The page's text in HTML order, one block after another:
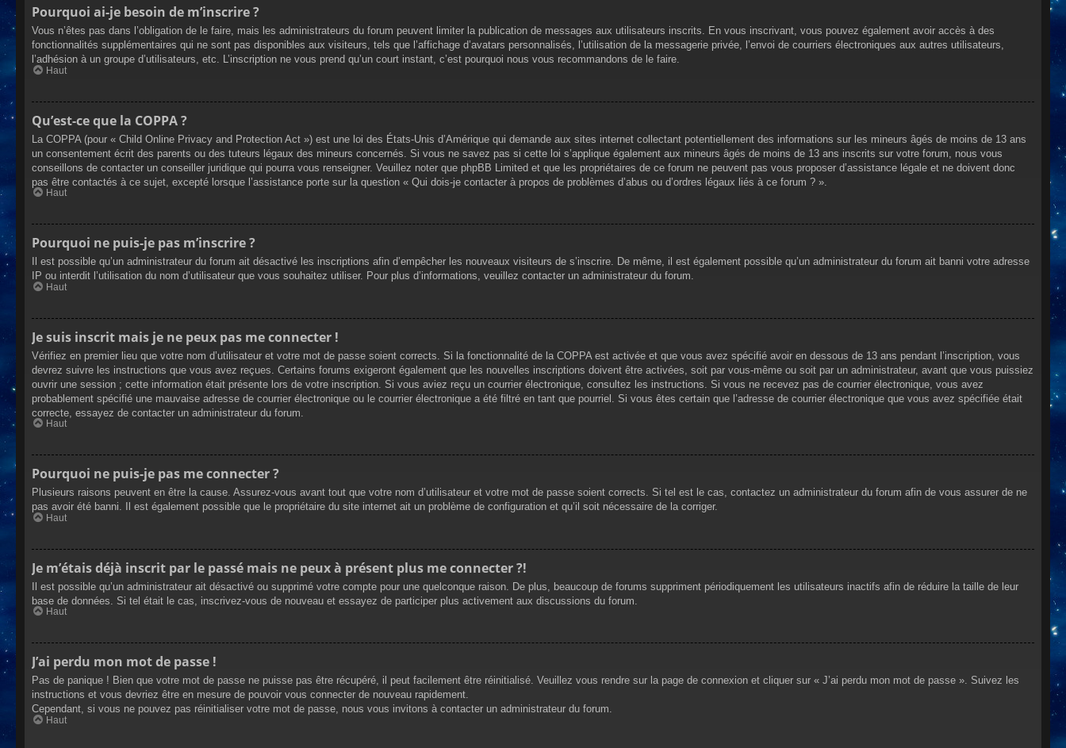
Pourquoi ai-je besoin de m’inscrire ?
Vous n’êtes pas dans l’obligation de le faire, mais les administrateurs du forum peuvent limiter la publication de messages aux utilisateurs inscrits. En vous inscrivant, vous pouvez également avoir accès à des
fonctionnalités supplémentaires qui ne sont pas disponibles aux visiteurs, tels que l’affichage d’avatars personnalisés, l’utilisation de la messagerie privée, l’envoi de courriers électroniques aux autres utilisateurs,
l’adhésion à un groupe d’utilisateurs, etc. L’inscription ne vous prend qu’un court instant, c’est pourquoi nous vous recommandons de le faire.
Haut
Qu’est-ce que la COPPA ?
La COPPA (pour « Child Online Privacy and Protection Act ») est une loi des États-Unis d’Amérique qui demande aux sites internet collectant potentiellement des informations sur les mineurs âgés de moins de 13 ans
un consentement écrit des parents ou des tuteurs légaux des mineurs concernés. Si vous ne savez pas si cette loi s’applique également aux mineurs âgés de moins de 13 ans inscrits sur votre forum, nous vous
conseillons de contacter un conseiller juridique qui pourra vous renseigner. Veuillez noter que phpBB Limited et que les propriétaires de ce forum ne peuvent pas vous proposer d’assistance légale et ne doivent donc
pas être contactés à ce sujet, excepté lorsque l’assistance porte sur la question « Qui dois-je contacter à propos de problèmes d’abus ou d’ordres légaux liés à ce forum ? ».
Haut
Pourquoi ne puis-je pas m’inscrire ?
Il est possible qu’un administrateur du forum ait désactivé les inscriptions afin d’empêcher les nouveaux visiteurs de s’inscrire. De même, il est également possible qu’un administrateur du forum ait banni votre adresse
IP ou interdit l’utilisation du nom d’utilisateur que vous souhaitez utiliser. Pour plus d’informations, veuillez contacter un administrateur du forum.
Haut
Je suis inscrit mais je ne peux pas me connecter !
Vérifiez en premier lieu que votre nom d’utilisateur et votre mot de passe soient corrects. Si la fonctionnalité de la COPPA est activée et que vous avez spécifié avoir en dessous de 13 ans pendant l’inscription, vous
devrez suivre les instructions que vous avez reçues. Certains forums exigeront également que les nouvelles inscriptions doivent être activées, soit par vous-même ou soit par un administrateur, avant que vous puissiez
ouvrir une session ; cette information était présente lors de votre inscription. Si vous aviez reçu un courrier électronique, consultez les instructions. Si vous ne recevez pas de courrier électronique, vous avez
probablement spécifié une mauvaise adresse de courrier électronique ou le courrier électronique a été filtré en tant que pourriel. Si vous êtes certain que l’adresse de courrier électronique que vous avez spécifiée était
correcte, essayez de contacter un administrateur du forum.
Haut
Pourquoi ne puis-je pas me connecter ?
Plusieurs raisons peuvent en être la cause. Assurez-vous avant tout que votre nom d’utilisateur et votre mot de passe soient corrects. Si tel est le cas, contactez un administrateur du forum afin de vous assurer de ne
pas avoir été banni. Il est également possible que le propriétaire du site internet ait un problème de configuration et qu’il soit nécessaire de la corriger.
Haut
Je m’étais déjà inscrit par le passé mais ne peux à présent plus me connecter ?!
Il est possible qu’un administrateur ait désactivé ou supprimé votre compte pour une quelconque raison. De plus, beaucoup de forums suppriment périodiquement les utilisateurs inactifs afin de réduire la taille de leur
base de données. Si tel était le cas, inscrivez-vous de nouveau et essayez de participer plus activement aux discussions du forum.
Haut
J’ai perdu mon mot de passe !
Pas de panique ! Bien que votre mot de passe ne puisse pas être récupéré, il peut facilement être réinitialisé. Veuillez vous rendre sur la page de connexion et cliquer sur « J’ai perdu mon mot de passe ». Suivez les
instructions et vous devriez être en mesure de pouvoir vous connecter de nouveau rapidement.
Cependant, si vous ne pouvez pas réinitialiser votre mot de passe, nous vous invitons à contacter un administrateur du forum.
Haut